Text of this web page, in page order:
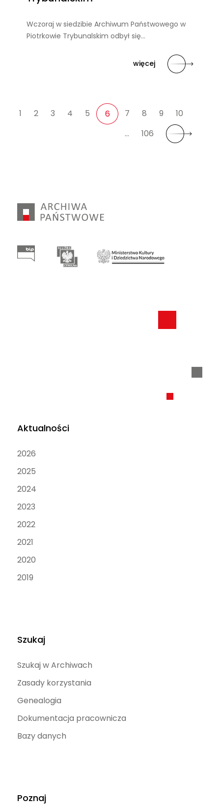
Wczoraj w siedzibie Archiwum Państwowego w
Piotrkowie Trybunalskim odbył się…
więcej
1 2 3 4 5 6 7 8 9
10
…
106
Aktualności
2026
2025
2024
2023
2022
2021
2020
2019
Szukaj
Szukaj w Archiwach
Zasady korzystania
Genealogia
Dokumentacja pracownicza
Bazy danych
Poznaj